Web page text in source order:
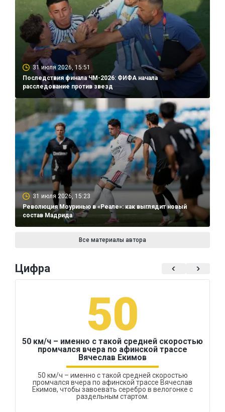
31 июля 2026, 15:51
Последствия финала ЧМ-2026: ФИФА начала
расследование против звезд
31 июля 2026, 15:23
Революция Моуринью в «Реале»: как выглядит новый
состав Мадрида
Все материалы автора
Цифра
50
50 км/ч – именно с такой средней скоростью
промчался вчера по афинской трассе
Вячеслав Екимов
50 км/ч – именно с такой средней скоростью
промчался вчера по афинской трассе Вячеслав
Екимов, чтобы завоевать серебро в велогонке с
раздельным стартом.